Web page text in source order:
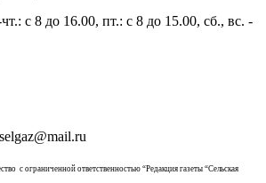
с 8 до 16.00, пт.: с 8 до 15.00, сб., вс. -
с ограниченной ответственностью “Редакция газеты “Сельская